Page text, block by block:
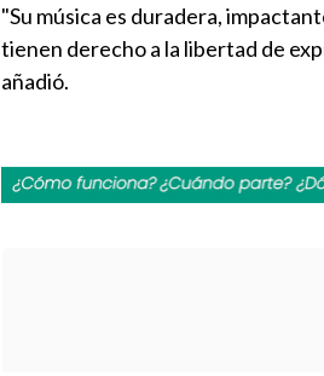
"Su música es duradera,
tienen derecho a la libertad de
añadió.